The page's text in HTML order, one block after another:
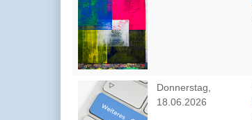
Donnerstag,
18.06.2026